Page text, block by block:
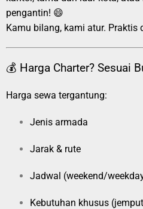
pengantin! 😄
Kamu bilang, kami atur. Praktis
💰 Harga Charter? Sesuai
Harga sewa tergantung:
Jenis armada
Jarak & rute
Jadwal (weekend/
Kebutuhan khusus